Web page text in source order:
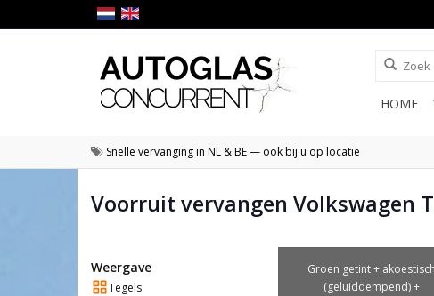
HOME
Snelle vervanging in NL & BE — ook bij u op locatie
Voorruit vervangen Volkswagen
Weergave
Tegels
Groen getint + akoestisch
(geluiddempend) +